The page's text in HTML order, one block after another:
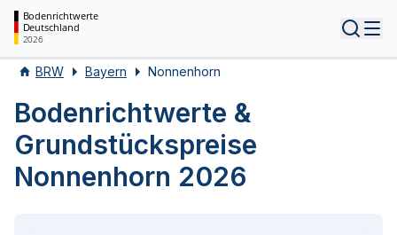
Bodenrichtwerte
Deutschland
2026
BRW Bayern Nonnenhorn
Bodenrichtwerte &
Grundstückspreise
Nonnenhorn 2026